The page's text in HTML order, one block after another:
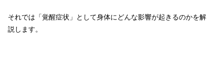
それでは「覚醒症状」として身体にどんな影響が起きるのかを解
説します。